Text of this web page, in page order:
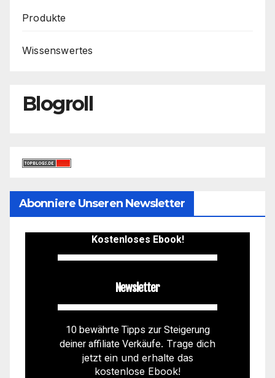
Produkte
Wissenswertes
Blogroll
Abonniere Unseren Newsletter
Kostenloses Ebook!
Newsletter
10 bewährte Tipps zur Steigerung
deiner affiliate Verkäufe. Trage dich
jetzt ein und erhalte das
kostenlose Ebook!